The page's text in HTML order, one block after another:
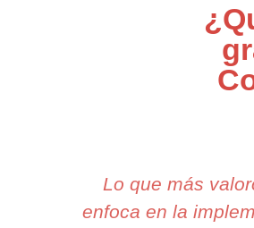
Lo que más
enfoca en la